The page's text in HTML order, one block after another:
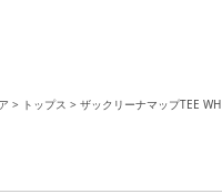
トップス ザックリーナマップTEE WH